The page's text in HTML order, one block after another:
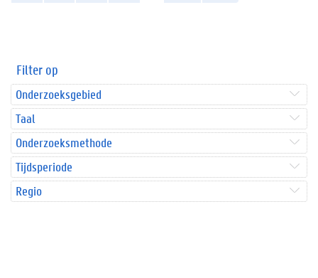
Filter op
Onderzoeksgebied
Taal
Onderzoeksmethode
Tijdsperiode
Regio